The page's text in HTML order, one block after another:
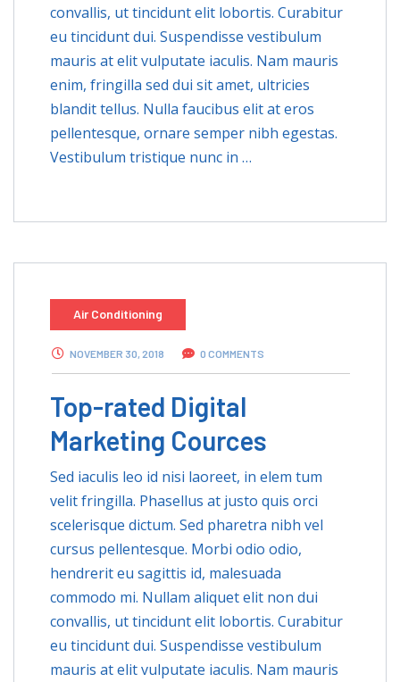
convallis, ut tincidunt elit lobortis. Curabitur
eu tincidunt dui. Suspendisse vestibulum
mauris at elit vulputate iaculis. Nam mauris
enim, fringilla sed dui sit amet, ultricies
blandit tellus. Nulla faucibus elit at eros
pellentesque, ornare semper nibh egestas.
Vestibulum tristique nunc in …
Air Conditioning
NOVEMBER 30, 2018 0 COMMENTS
Top-rated Digital
Marketing Cources
Sed iaculis leo id nisi laoreet, in elem tum
velit fringilla. Phasellus at justo quis orci
scelerisque dictum. Sed pharetra nibh vel
cursus pellentesque. Morbi odio odio,
hendrerit eu sagittis id, malesuada
commodo mi. Nullam aliquet elit non dui
convallis, ut tincidunt elit lobortis. Curabitur
eu tincidunt dui. Suspendisse vestibulum
mauris at elit vulputate iaculis. Nam mauris